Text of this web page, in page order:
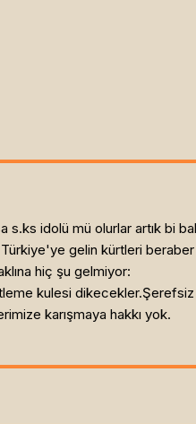
s.ks idolü mü olurlar artık bi
gelin kürtleri
hiç şu gelmiyor:
kulesi dikecekler.Şerefsiz
karışmaya hakkı yok.